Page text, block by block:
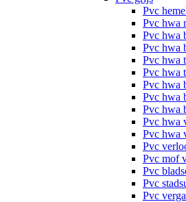
Pvc
Pvc hwa
Pvc hwa
Pvc hwa
Pvc hwa
Pvc hwa
Pvc hwa
Pvc hwa
Pvc hwa
Pvc hwa
Pvc hwa
Pvc
Pvc mof
Pvc
Pvc
Pvc